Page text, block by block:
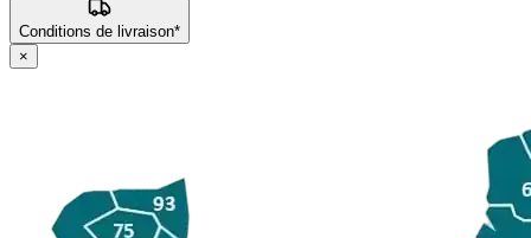
Conditions de livraison*
×